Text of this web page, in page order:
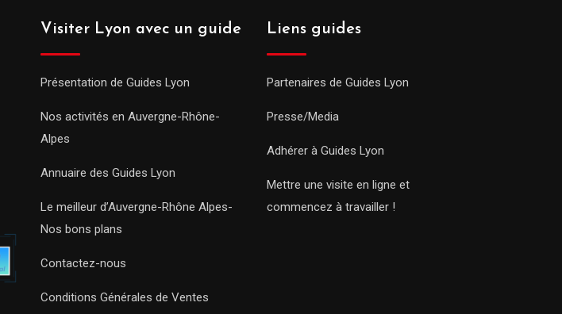
Visiter Lyon avec un guide
Présentation de Guides Lyon
Nos activités en Auvergne-Rhône-
Alpes
Annuaire des Guides Lyon
Le meilleur d’Auvergne-Rhône Alpes-
Nos bons plans
Contactez-nous
Conditions Générales de Ventes
Liens guides
Partenaires de Guides Lyon
Presse/Media
Adhérer à Guides Lyon
Mettre une visite en ligne et
commencez à travailler !